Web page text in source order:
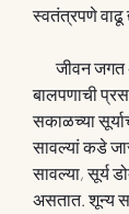
स्वतंत्रपणे वाढू
       जीवन जगत असताना त्यात दिवसासारखी,
बालपणाची
सकाळच्या
सावल्यां कडे
सावल्या, सूर्य
असतात. शून्य